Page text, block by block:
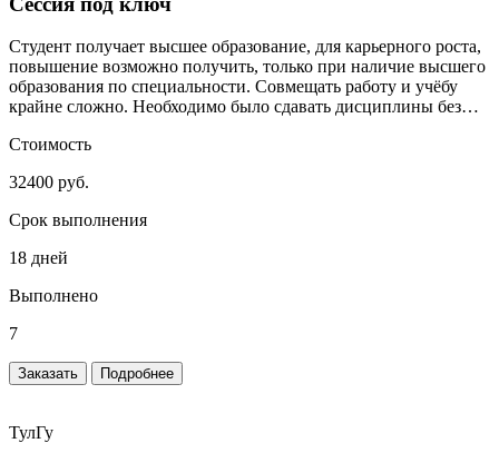
Студент получает высшее образование, для карьерного роста,
повышение возможно получить, только при наличие высшего
образования по специальности. Совмещать работу и учёбу
крайне сложно. Необходимо было сдавать дисциплины без
Стоимость
32400 руб.
Срок выполнения
18 дней
Выполнено
7
Заказать Подробнее
ТулГу